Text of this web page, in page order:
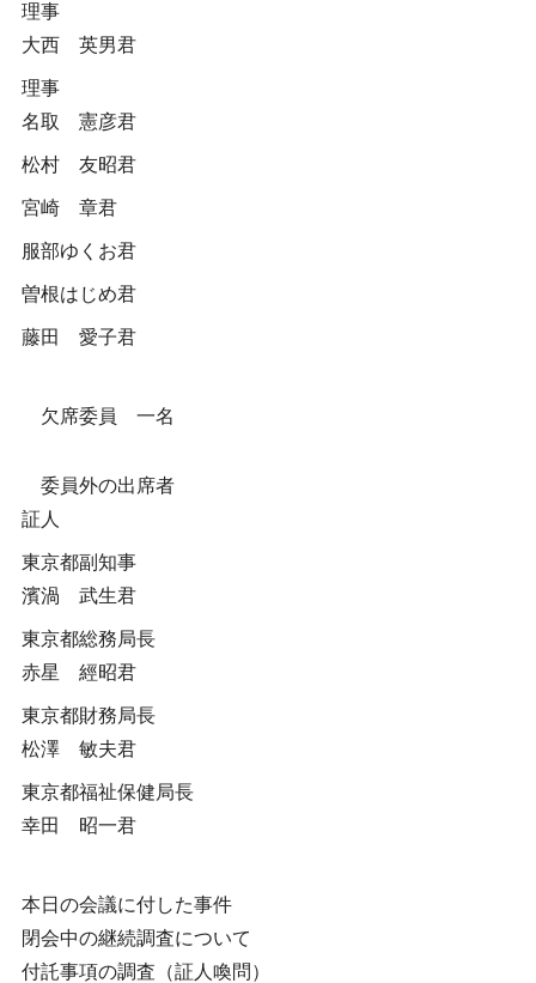
理事
大西 英男君
理事
名取 憲彦君
松村 友昭君
宮崎 章君
服部ゆくお君
曽根はじめ君
藤田 愛子君
欠席委員 一名
委員外の出席者
証人
東京都副知事
濱渦 武生君
東京都総務局長
赤星 經昭君
東京都財務局長
松澤 敏夫君
東京都福祉保健局長
幸田 昭一君
本日の会議に付した事件
閉会中の継続調査について
付託事項の調査（証人喚問）